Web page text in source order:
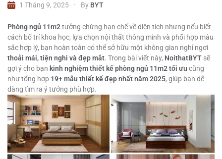
1 Tháng 9, 2025 By BYT
Phòng ngủ 11m2tưởng chừng hạn chế về diện tích nhưng nếu biết
cách bố trí khoa học, lựa chọn nội thất thông minh và phối hợp màu
sắc hợp lý, bạn hoàn toàn có thể sở hữu một không gian nghỉ ngơi
thoải mái, tiện nghi và đẹp mắt. Trong bài viết này, NoithatBYT sẽ
gợi ý cho bạn kinh nghiệmthiết kế phòng ngủ 11m2tối ưu cũng
như tổng hợp 19+ mẫu thiết kế đẹp nhất năm 2025, giúp bạn dễ
dàng tìm ra ý tưởng phù hợp.